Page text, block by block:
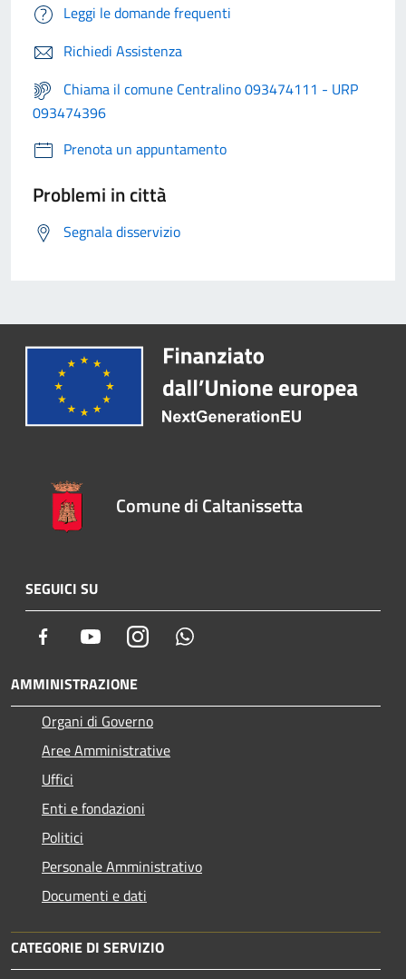
Leggi le domande frequenti
Richiedi Assistenza
Chiama il comune Centralino 093474111 - URP
093474396
Prenota un appuntamento
Problemi in città
Segnala disservizio
Comune di Caltanissetta
SEGUICI SU
Facebook YoutubeInstagram
AMMINISTRAZIONE
Organi di Governo
Aree Amministrative
Uffici
Enti e fondazioni
Politici
Personale Amministrativo
Documenti e dati
CATEGORIE DI SERVIZIO